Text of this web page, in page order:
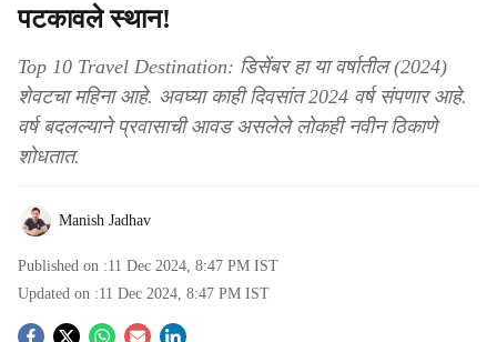
पटकावले स्थान!
Top 10 Travel Destination: डिसेंबर हा या वर्षातील (2024)
शेवटचा महिना आहे. अवघ्या काही दिवसांत 2024 वर्ष संपणार आहे.
वर्ष बदलल्याने प्रवासाची आवड असलेले लोकही नवीन ठिकाणे
शोधतात.
Manish Jadhav
Published on :11 Dec 2024, 8:47 PM IST
Updated on :11 Dec 2024, 8:47 PM IST